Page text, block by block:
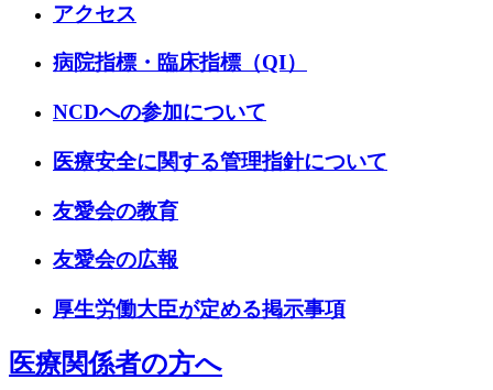
アクセス
病院指標・臨床指標（QI）
NCDへの参加について
医療安全に関する管理指針について
友愛会の教育
友愛会の広報
厚生労働大臣が定める掲示事項
医療関係者の方へ